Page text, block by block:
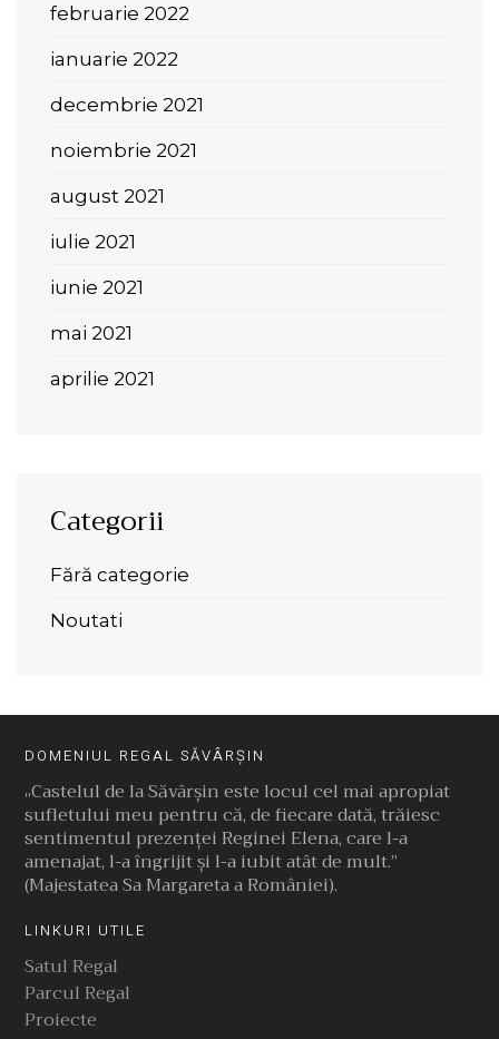
februarie 2022
ianuarie 2022
decembrie 2021
noiembrie 2021
august 2021
iulie 2021
iunie 2021
mai 2021
aprilie 2021
Categorii
Fără categorie
Noutati
DOMENIUL REGAL SĂVÂRȘIN
„Castelul de la Săvârşin este locul cel mai apropiat
sufletului meu pentru că, de fiecare dată, trăiesc
sentimentul prezenţei Reginei Elena, care l-a
amenajat, l-a îngrijit şi l-a iubit atât de mult.”
(Majestatea Sa Margareta a României).
LINKURI UTILE
Satul Regal
Parcul Regal
Proiecte